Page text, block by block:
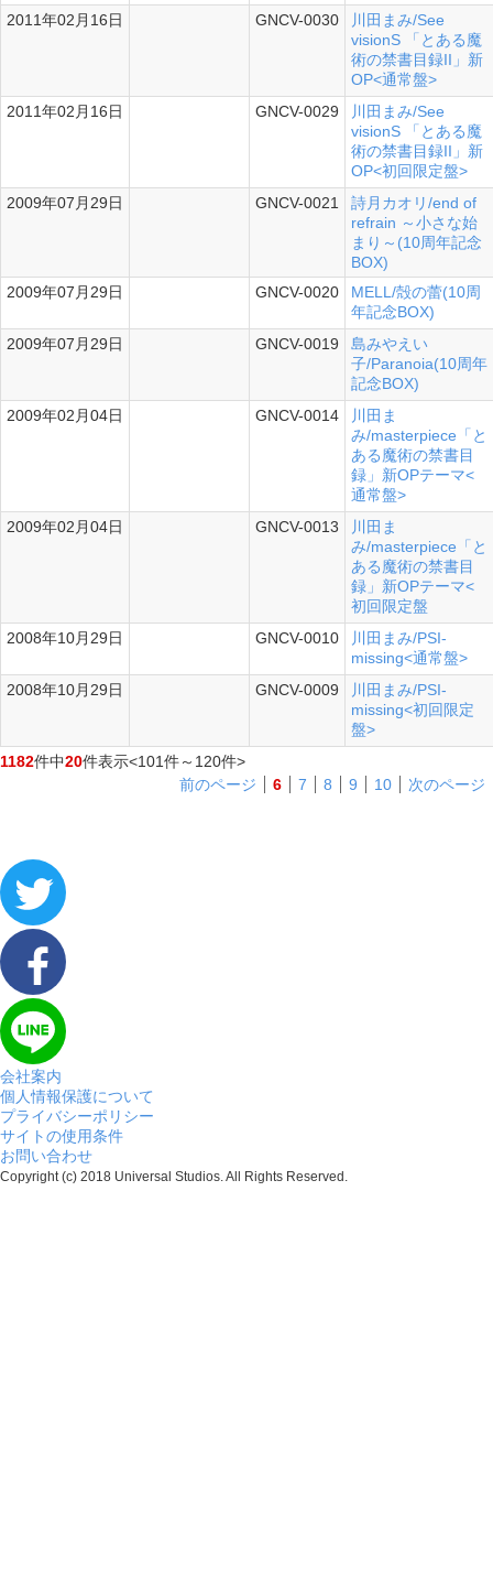
2011年02月16日
グル GNCV-0030
川田まみ/See
visionS 「とある魔
術の禁書目録II」新
OP<通常盤>
2011年02月16日
グル GNCV-0029
川田まみ/See
visionS 「とある魔
術の禁書目録II」新
OP<初回限定盤>
2009年07月29日
グル GNCV-0021
詩月カオリ/end of
refrain ～小さな始
まり～(10周年記念
BOX)
2009年07月29日
グル GNCV-0020
MELL/殻の蕾(10周
年記念BOX)
2009年07月29日
グル GNCV-0019
島みやえい
子/Paranoia(10周年
記念BOX)
2009年02月04日
グル GNCV-0014
川田ま
み/masterpiece「と
ある魔術の禁書目
録」新OPテーマ<
通常盤>
2009年02月04日
グル GNCV-0013
川田ま
み/masterpiece「と
ある魔術の禁書目
録」新OPテーマ<
初回限定盤
2008年10月29日
グル GNCV-0010
川田まみ/PSI-
missing<通常盤>
2008年10月29日
グル GNCV-0009
川田まみ/PSI-
missing<初回限定
盤>
1182件中20件表示<101件～120件>
前のページ
6 7 8 9 10 次のページ
会社案内
個人情報保護について
プライバシーポリシー
サイトの使用条件
お問い合わせ
Copyright (c) 2018 Universal Studios. All Rights Reserved.